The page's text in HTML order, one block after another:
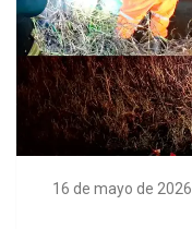
16 de mayo de 2026